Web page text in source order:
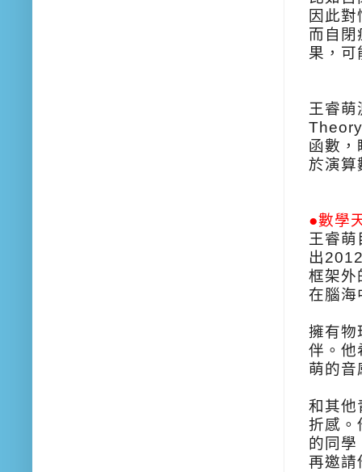
因此
而自閉
果，可
王睿
函數，
於演算
●數學
王睿
出
框架外
在腦海
擁有物
伴。他
萌的音
和其他
折感。
的同學
再邀請